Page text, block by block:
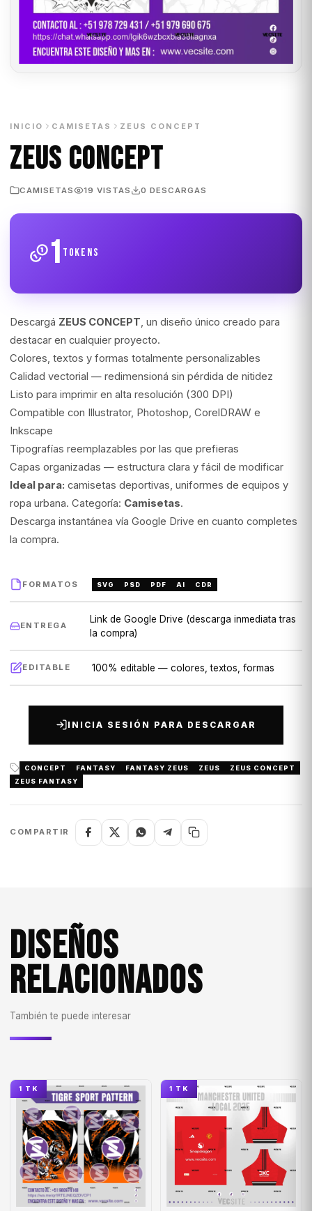
INICIO CAMISETAS ZEUS CONCEPT
ZEUS CONCEPT
CAMISETAS 19 VISTAS 0 DESCARGAS
1 tokens
Descargá ZEUS CONCEPT , un diseño único creado para
destacar en cualquier proyecto.
Colores, textos y formas totalmente personalizables
Calidad vectorial — redimensioná sin pérdida de nitidez
Listo para imprimir en alta resolución (300 DPI)
Compatible con Illustrator, Photoshop, CorelDRAW e
Inkscape
Tipografías reemplazables por las que prefieras
Capas organizadas — estructura clara y fácil de modificar
Ideal para: camisetas deportivas, uniformes de equipos y
ropa urbana. Categoría: Camisetas.
Descarga instantánea vía Google Drive en cuanto completes
la compra.
FORMATOS SVG PSD PDF AI CDR
ENTREGA
Link de Google Drive (descarga inmediata tras
la compra)
EDITABLE 100% editable — colores, textos, formas
INICIA SESIÓN PARA DESCARGAR
CONCEPT FANTASY FANTASY ZEUS ZEUS
ZEUS CONCEPT
ZEUS FANTASY
COMPARTIR
DISEÑOS
RELACIONADOS
También te puede interesar
1 TK 1 TK